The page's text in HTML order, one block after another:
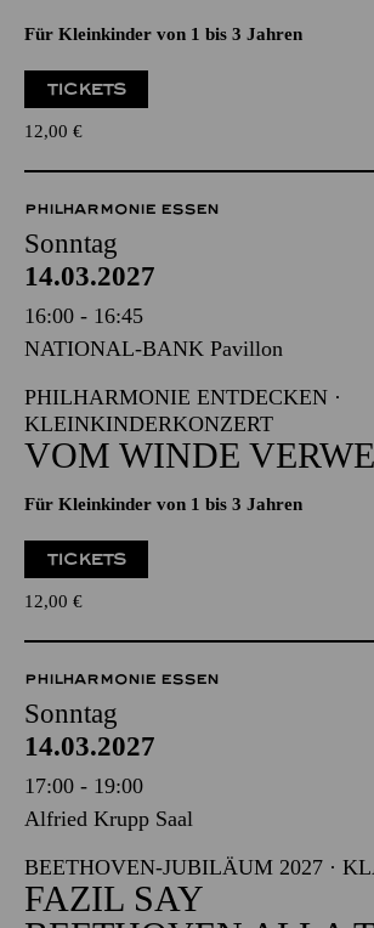
KLEINKINDERKONZERT
Für Kleinkinder von 1 bis 3 Jahren
12,00€
PHILHARMONIE ESSEN
Sonntag
14.03.2027
16:00 - 16:45
NATIONAL-BANK Pavillon
PHILHARMONIE ENTDECKEN ·
KLEINKINDERKONZERT
Für Kleinkinder von 1 bis 3 Jahren
12,00€
PHILHARMONIE ESSEN
Sonntag
14.03.2027
17:00 - 19:00
Alfried Krupp Saal